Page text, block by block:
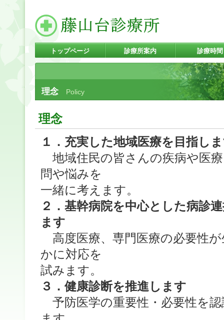
理念 Policy
理念
１．充実した地域医療を目指し
地域住民の皆さんの疾病や医
問や悩みを
一緒に考えます。
２．基幹病院を中心とした病診
ます
高度医療、専門医療の必要性
かに対応を
試みます。
３．健康診断を推進します
予防医学の重要性・必要性を
トップページ 診療所案内 診療時間